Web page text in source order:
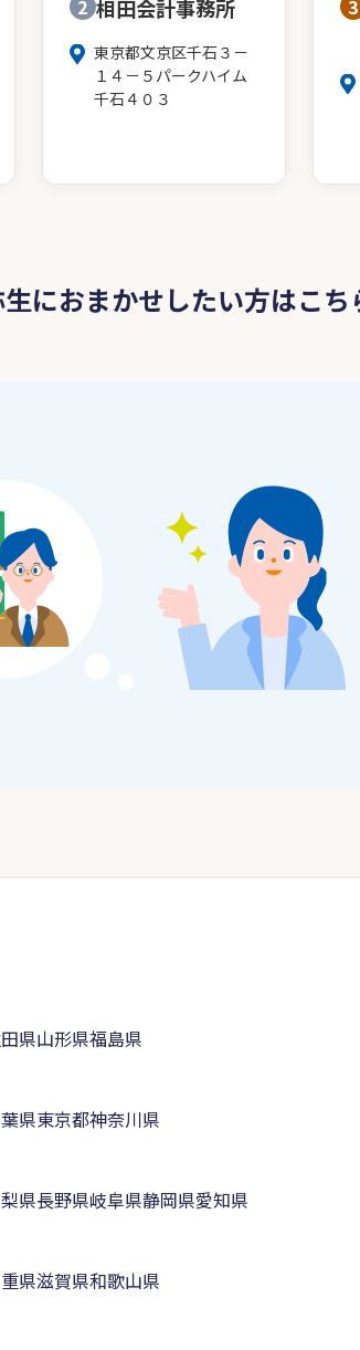
2 相田会計事務所
東京都文京区千石３－
１４－５パークハイム
千石４０３
3
におまかせしたい方はこち
県山形県福島県
県東京都神奈川県
県長野県岐阜県静岡県愛知県
県滋賀県和歌山県